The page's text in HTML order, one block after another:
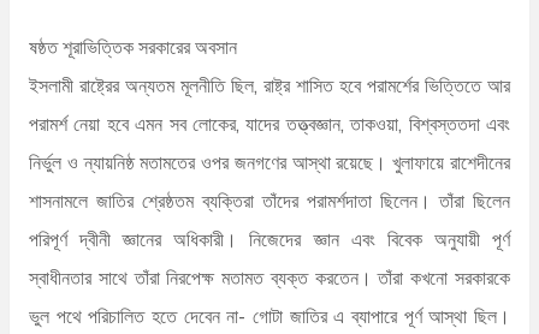
ষষ্ঠত শূরাভিত্তিক সরকারের অবসান
ইসলামী রাষ্ট্রের অন্যতম মূলনীতি ছিল, রাষ্ট্র শাসিত হবে পরামর্শের ভিত্তিতে আর
পরামর্শ নেয়া হবে এমন সব লোকের, যাদের তত্ত্বজ্ঞান, তাকওয়া, বিশ্বস্ততদা এবং
নির্ভুল ও ন্যায়নিষ্ঠ মতামতের ওপর জনগণের আস্থা রয়েছে। খুলাফায়ে রাশেদীনের
শাসনামলে জাতির শ্রেষ্ঠতম ব্যক্তিরা তাঁদের পরামর্শদাতা ছিলেন। তাঁরা ছিলেন
পরিপূর্ণ দ্বীনী জ্ঞানের অধিকারী। নিজেদের জ্ঞান এবং বিবেক অনুযায়ী পূর্ণ
স্বাধীনতার সাথে তাঁরা নিরপেক্ষ মতামত ব্যক্ত করতেন। তাঁরা কখনো সরকারকে
ভুল পথে পরিচালিত হতে দেবেন না- গোটা জাতির এ ব্যাপারে পূর্ণ আস্থা ছিল।